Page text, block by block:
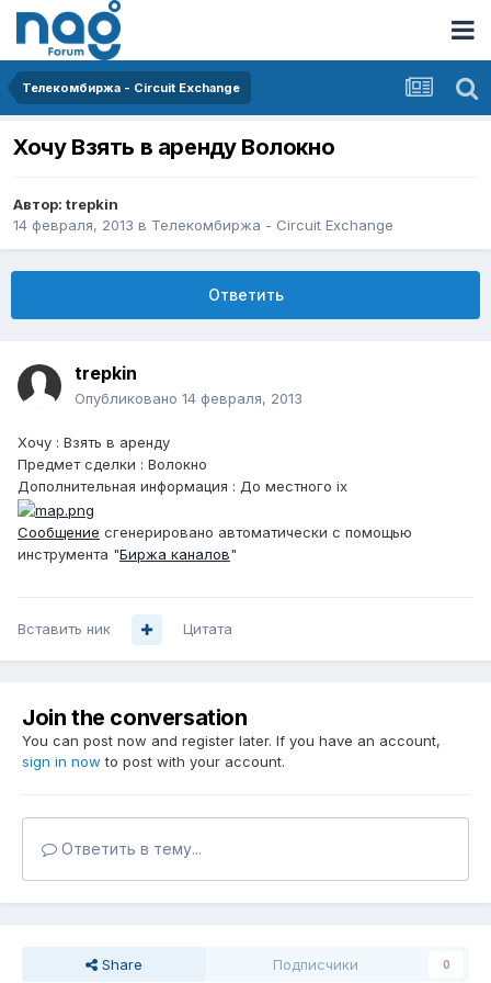
Телекомбиржа - Circuit Exchange
Хочу Взять в аренду Волокно
Автор: trepkin
14 февраля, 2013 в Телекомбиржа - Circuit Exchange
Ответить
trepkin
Опубликовано 14 февраля, 2013
Хочу : Взять в аренду
Предмет сделки : Волокно
Дополнительная информация : До местного ix
Сообщение сгенерировано автоматически с помощью
инструмента "Биржа каналов"
Вставить ник Цитата
Join the conversation
You can post now and register later. If you have an account,
sign in now to post with your account.
Ответить в тему...
Share Подписчики 0